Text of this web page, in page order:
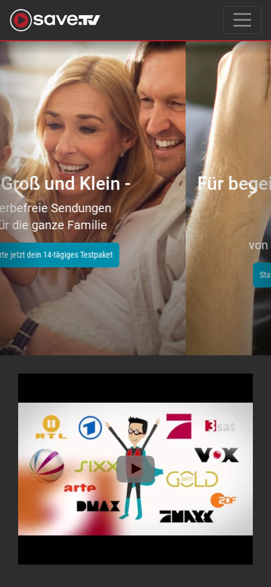
Für begeisterte Filmeliebhaber
–
tausende Topfilme
von Action bis Zeichentrick
Starte jetzt dein 14-tägiges Testpaket
Previous